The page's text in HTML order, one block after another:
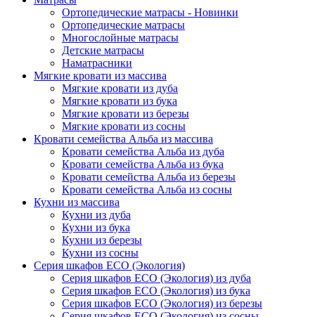
Ортопедические матрасы - Новинки
Ортопедические матрасы
Многослойные матрасы
Детские матрасы
Наматрасники
Мягкие кровати из массива
Мягкие кровати из дуба
Мягкие кровати из бука
Мягкие кровати из березы
Мягкие кровати из сосны
Кровати семейства Альба из массива
Кровати семейства Альба из дуба
Кровати семейства Альба из бука
Кровати семейства Альба из березы
Кровати семейства Альба из сосны
Кухни из массива
Кухни из дуба
Кухни из бука
Кухни из березы
Кухни из сосны
Серия шкафов ECO (Экология)
Серия шкафов ECO (Экология) из дуба
Серия шкафов ECO (Экология) из бука
Серия шкафов ECO (Экология) из березы